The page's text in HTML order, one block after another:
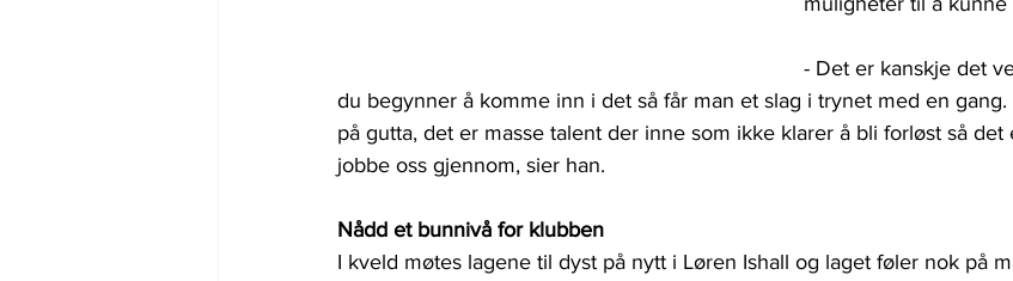
- Det er kanskje det
du begynner å komme inn i det så får man et slag i trynet med en
på gutta, det er masse talent der inne som ikke klarer å bli forløst så
jobbe oss gjennom, sier han.
Nådd et bunnivå for klubben
I kveld møtes lagene til dyst på nytt i Løren Ishall og laget føler nok på